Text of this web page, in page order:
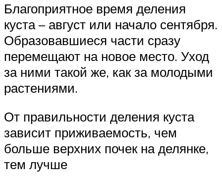
Благоприятное время деления
куста – август или начало сентября.
Образовавшиеся части сразу
перемещают на новое место. Уход
за ними такой же, как за молодыми
растениями.
От правильности деления куста
зависит приживаемость, чем
больше верхних почек на делянке,
тем лучше